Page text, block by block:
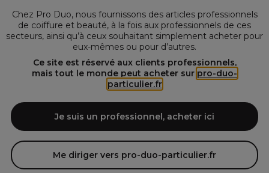
Chez Pro Duo, nous fournissons des articles professionnels
de coiffure et beauté, à la fois aux professionnels de ces
secteurs, ainsi qu’à ceux souhaitant simplement acheter pour
eux-mêmes ou pour d’autres.
Ce site est réservé aux clients professionnels,
mais tout le monde peut acheter sur pro-duo-
particulier.fr
Je suis un professionnel, acheter ici
Me diriger vers pro-duo-particulier.fr
Spécialiste de la coiffure et de la beauté, nous vous proposons une
large sélection de produits professionnels pour la coiffure et
Duo le fournisseur incontournable des salons de coiffure et instituts
de beauté! Notre gamme de produits s’adresse également à tous ceux
qui sont à la recherche de produits et d'accessoires de coiffure et de
matériel esthétique de qualité.